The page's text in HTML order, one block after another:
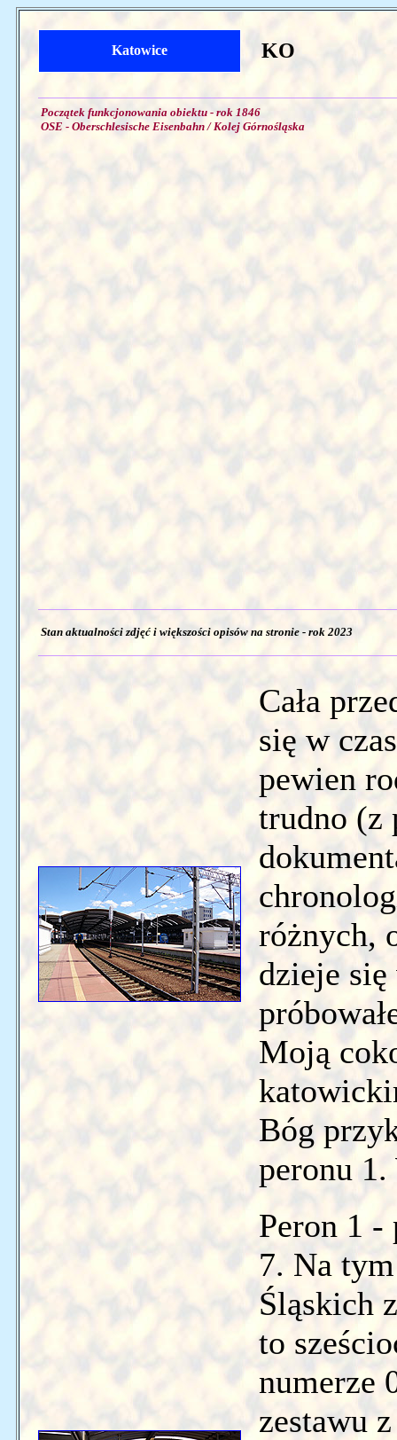
Katowice KO
Początek funkcjonowania obiektu - rok 1846
OSE - Oberschlesische Eisenbahn / Kolej Górnośląska
Stan aktualności zdjęć i większości opisów na stronie - rok 2023
Cała
się w
pewien
trudno (z
różnych,
dzieje
Moją
Bóg
peronu
Peron 1
7. Na
Śląskich
to
numerze
zestawu